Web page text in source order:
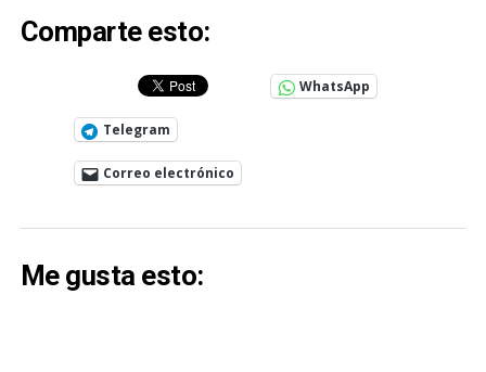
Comparte esto:
WhatsApp
Telegram
Correo electrónico
Me gusta esto: